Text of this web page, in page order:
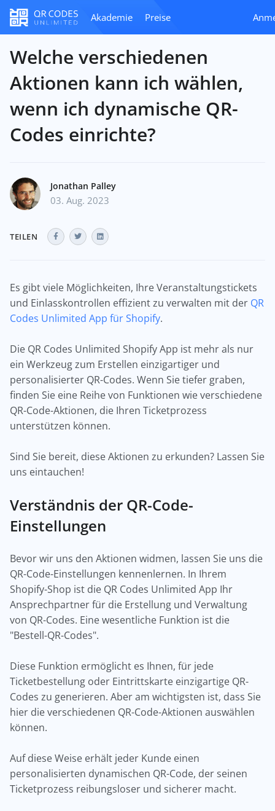
Akademie Preise
Welche verschiedenen
Aktionen kann ich wählen,
wenn ich dynamische QR-
Codes einrichte?
Jonathan Palley
03. Aug. 2023
TEILEN
Es gibt viele Möglichkeiten, Ihre Veranstaltungstickets
und Einlasskontrollen effizient zu verwalten mit der QR
Codes Unlimited App für Shopify.
Die QR Codes Unlimited Shopify App ist mehr als nur
ein Werkzeug zum Erstellen einzigartiger und
personalisierter QR-Codes. Wenn Sie tiefer graben,
finden Sie eine Reihe von Funktionen wie verschiedene
QR-Code-Aktionen, die Ihren Ticketprozess
unterstützen können.
Sind Sie bereit, diese Aktionen zu erkunden? Lassen Sie
uns eintauchen!
Verständnis der QR-Code-
Einstellungen
Bevor wir uns den Aktionen widmen, lassen Sie uns die
QR-Code-Einstellungen kennenlernen. In Ihrem
Shopify-Shop ist die QR Codes Unlimited App Ihr
Ansprechpartner für die Erstellung und Verwaltung
von QR-Codes. Eine wesentliche Funktion ist die
"Bestell-QR-Codes".
Diese Funktion ermöglicht es Ihnen, für jede
Ticketbestellung oder Eintrittskarte einzigartige QR-
Codes zu generieren. Aber am wichtigsten ist, dass Sie
hier die verschiedenen QR-Code-Aktionen auswählen
können.
Auf diese Weise erhält jeder Kunde einen
personalisierten dynamischen QR-Code, der seinen
Ticketprozess reibungsloser und sicherer macht.